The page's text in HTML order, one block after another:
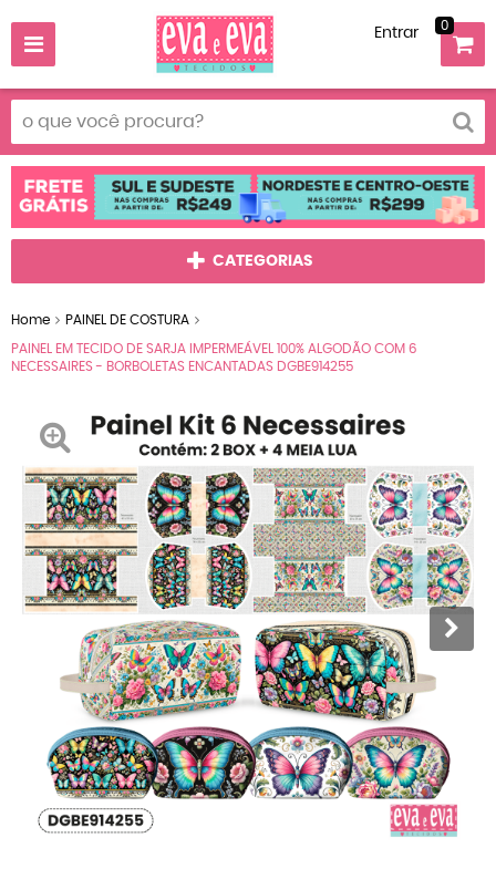
Entrar 0
CATEGORIAS
Home PAINEL DE COSTURA
PAINEL EM TECIDO DE SARJA IMPERMEÁVEL 100% ALGODÃO COM 6
NECESSAIRES - BORBOLETAS ENCANTADAS DGBE914255